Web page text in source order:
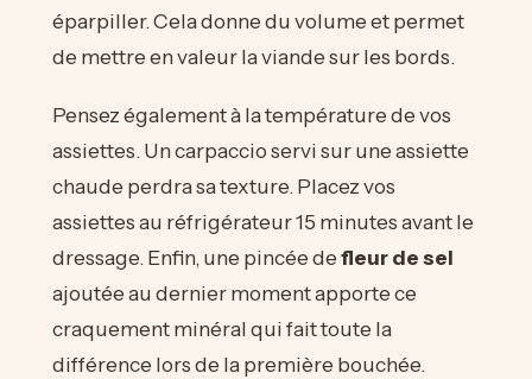
éparpiller. Cela donne du volume et permet
de mettre en valeur la viande sur les bords.
Pensez également à la température de vos
assiettes. Un carpaccio servi sur une assiette
chaude perdra sa texture. Placez vos
assiettes au réfrigérateur 15 minutes avant le
dressage. Enfin, une pincée defleur de sel
ajoutée au dernier moment apporte ce
craquement minéral qui fait toute la
différence lors de la première bouchée.